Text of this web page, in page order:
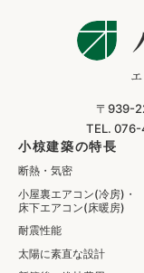
〒939-
TEL.
小椋建築の特長
断熱・気密
小屋裏エアコン(冷房)・
床下エアコン(床暖房)
耐震性能
太陽に素直な設計